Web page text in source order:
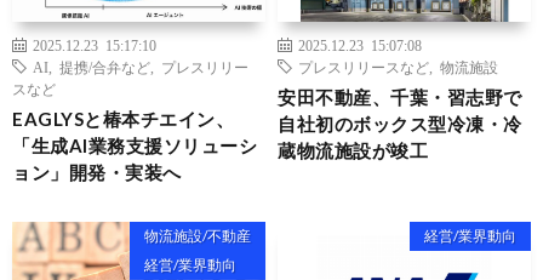
2025.12.23 15:17:10
AI
提携/合弁など
プレスリリー
スなど
EAGLYSと椿本チエイン、
「生成AI業務支援ソリューシ
ョン」開発・実装へ
2025.12.23 15:07:08
プレスリリースなど
物流施設
安田不動産、千葉・習志野で
自社初のボックス型冷凍・冷
蔵物流施設が竣工
物流施設/不動産
経営/業界動向
経営/業界動向